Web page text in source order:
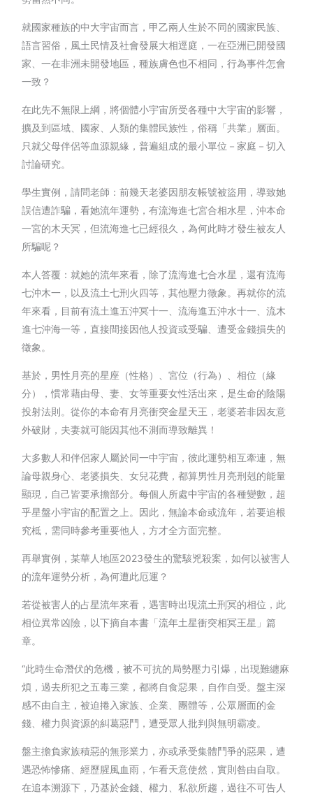
就國家種族的中大宇宙而言，甲乙兩人生於不同的國家民族、
語言習俗，風土民情及社會發展大相逕庭，一在亞洲已開發國
家、一在非洲未開發地區，種族膚色也不相同，行為事件怎會
一致？
在此先不無限上綱，將個體小宇宙所受各種中大宇宙的影響，
擴及到區域、國家、人類的集體民族性，俗稱「共業」層面。
只就父母伴侶等血源親緣，普遍組成的最小單位－家庭－切入
討論研究。
學生實例，請問老師：前幾天老婆因朋友帳號被盜用，導致她
誤信遭詐騙，看她流年運勢，有流海進七宮合相水星，沖本命
一宮的木天冥，但流海進七已經很久，為何此時才發生被友人
所騙呢？
本人答覆：就她的流年來看，除了流海進七合水星，還有流海
七沖木一，以及流土七刑火四等，其他壓力徵象。再就你的流
年來看，目前有流土進五沖冥十一、流海進五沖水十一、流木
進七沖海一等，直接間接因他人投資或受騙、遭受金錢損失的
徵象。
基於，男性月亮的星座（性格）、宮位（行為）、相位（緣
分），慣常藉由母、妻、女等重要女性活出來，是生命的陰陽
投射法則。從你的本命有月亮衝突金星天王，老婆若非因友意
外破財，夫妻就可能因其他不測而導致離異！
大多數人和伴侶家人屬於同一中宇宙，彼此運勢相互牽連，無
論母親身心、老婆損失、女兒花費，都算男性月亮刑剋的能量
顯現，自己皆要承擔部分。每個人所處中宇宙的各種變數，超
乎星盤小宇宙的配置之上。因此，無論本命或流年，若要追根
究柢，需同時參考重要他人，方才全方面完整。
再舉實例，某華人地區2023發生的驚駭兇殺案，如何以被害人
的流年運勢分析，為何遭此厄運？
若從被害人的占星流年來看，遇害時出現流土刑冥的相位，此
相位異常凶險，以下摘自本書「流年土星衝突相冥王星」篇
章。
“此時生命潛伏的危機，被不可抗的局勢壓力引爆，出現難纏麻
煩，過去所犯之五毒三業，都將自食惡果，自作自受。盤主深
感不由自主，被迫捲入家族、企業、團體等，公眾層面的金
錢、權力與資源的糾葛惡鬥，遭受眾人批判與無明霸凌。
盤主擔負家族積惡的無形業力，亦或承受集體鬥爭的惡果，遭
遇恐怖慘痛、經歷腥風血雨，乍看天意使然，實則咎由自取。
在追本溯源下，乃基於金錢、權力、私欲所趨，過往不可告人